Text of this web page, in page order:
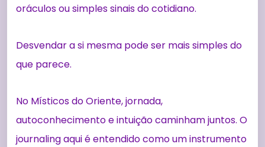
oráculos ou simples sinais do cotidiano.
Desvendar a si mesma pode ser mais simples do
que parece.
No Místicos do Oriente, jornada,
autoconhecimento e intuição caminham juntos. O
journaling aqui é entendido como um instrumento